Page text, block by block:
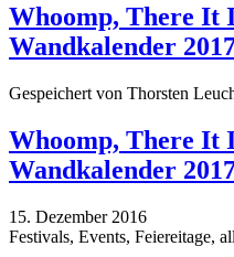
Whoomp, There It
Wandkalender
Gespeichert von Thorsten
Whoomp, There It
Wandkalender
15. Dezember 2016
Festivals, Events, Feiereitage,